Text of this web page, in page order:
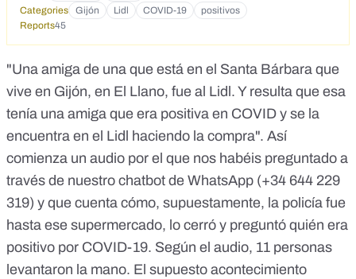
Categories
Gijón Lidl COVID-19
positivos
Reports45
"Una amiga de una que está en el Santa Bárbara que
vive en Gijón, en El Llano, fue al Lidl. Y resulta que esa
tenía una amiga que era positiva en COVID y se la
encuentra en el Lidl haciendo la compra". Así
comienza un audio por el que nos habéis preguntado a
través de nuestro chatbot de WhatsApp (+34 644 229
319) y que cuenta cómo, supuestamente, la policía fue
hasta ese supermercado, lo cerró y preguntó quién era
positivo por COVID-19. Según el audio, 11 personas
levantaron la mano. El supuesto acontecimiento